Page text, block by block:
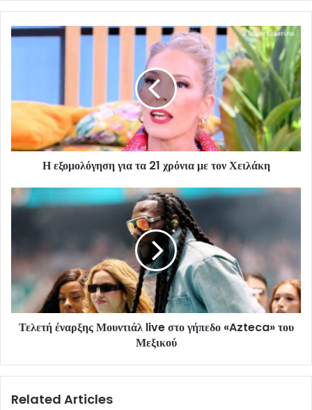
Η εξομολόγηση για τα 21 χρόνια με τον Χειλάκη
Τελετή έναρξης Μουντιάλ live στο γήπεδο «Azteca» του
Μεξικού
Related Articles